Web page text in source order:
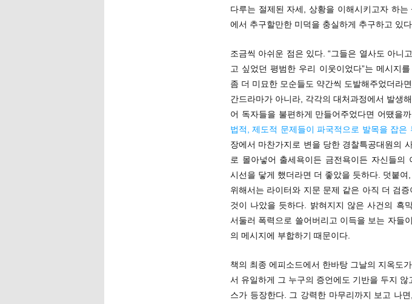
다루는 절제된 자세, 상황을 이해시키고자 하
에서 추구할만한 미덕을 충실하게 추구하고 있
조금씩 아쉬운 점은 있다. “그들은 열사도 아니
고 싶었던 평범한 우리 이웃이었다”는 메시지
좀 더 미묘한 모순들도 약간씩 도발해주었더라
간드라마가 아니라, 각각의 대처과정에서 발생
어 독자들을 불편하게 만들어주었다면 어땠을까.
법적, 제도적 문제들이 파국적으로 발목을 잡은
장에서 마찬가지로 변을 당한 경찰특공대원의
로 몰아넣어 출세욕이든 금전욕이든 자신들의
시선을 닿게 했더라면 더 좋았을 듯하다. 덧붙
위해서는 라이터와 지문 문제 같은 아직 더 검
것이 나았을 듯하다. 밝혀지지 않은 사건의 흑
서둘러 폭력으로 쓸어버리고 이득을 보는 자들
의 메시지에 부합하기 때문이다.
책의 최종 에피소드에서 한바탕 그날의 지옥도
서 유일하게 그 누구의 증언에도 기반을 두지
스가 등장한다. 그 강력한 마무리까지 보고 나